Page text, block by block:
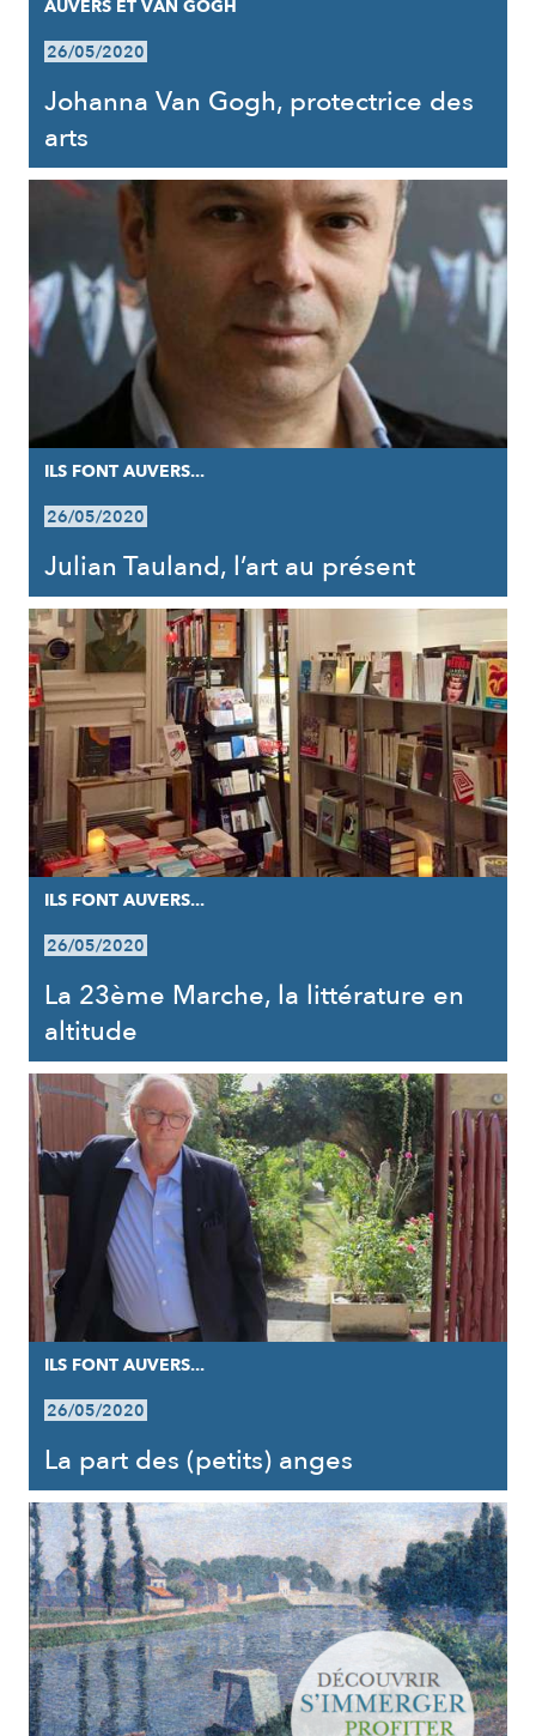
AUVERS ET VAN GOGH
26/05/2020
Johanna Van Gogh, protectrice des
arts
ILS FONT AUVERS...
26/05/2020
Julian Tauland, l’art au présent
ILS FONT AUVERS...
26/05/2020
La 23ème Marche, la littérature en
altitude
ILS FONT AUVERS...
26/05/2020
La part des (petits) anges